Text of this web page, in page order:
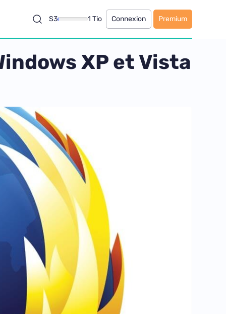
S3 1 Tio Connexion Premium
XP et Vista